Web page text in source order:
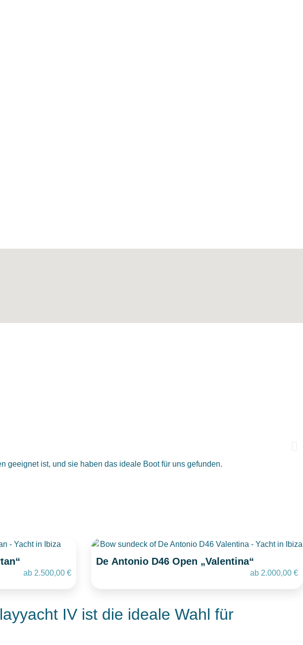
geeignet ist, und sie haben das ideale Boot für uns gefunden.
ab 2.500,00 €
De Antonio D46 Open „Valentina“
ab 2.000,00 €
IV ist die ideale Wahl für